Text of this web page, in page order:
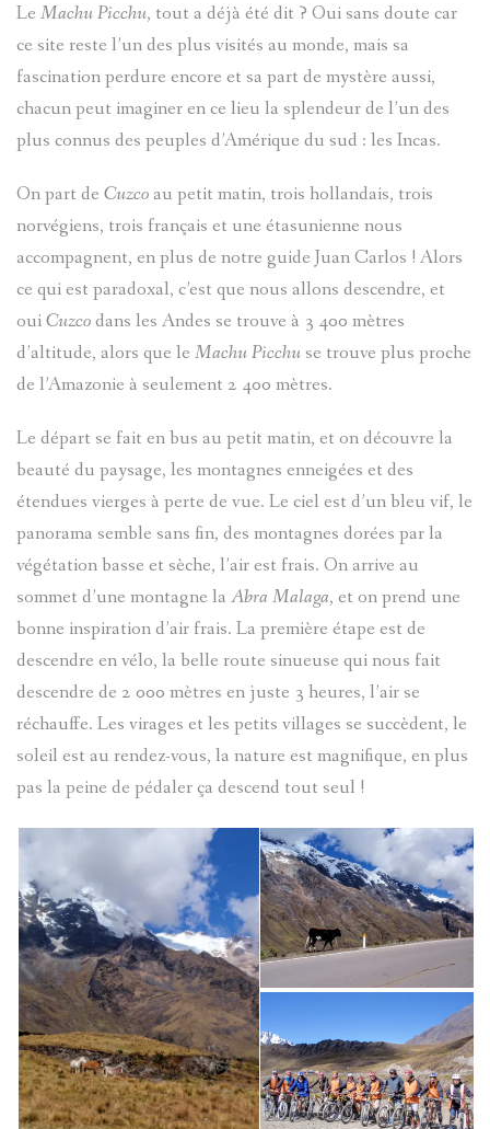
Le Machu Picchu, tout a déjà été dit ? Oui sans doute car
ce site reste l’un des plus visités au monde, mais sa
fascination perdure encore et sa part de mystère aussi,
chacun peut imaginer en ce lieu la splendeur de l’un des
plus connus des peuples d’Amérique du sud : les Incas.
On part de Cuzcoau petit matin, trois hollandais, trois
norvégiens, trois français et une étasunienne nous
accompagnent, en plus de notre guide Juan Carlos ! Alors
ce qui est paradoxal, c’est que nous allons descendre, et
ouiCuzcodans les Andes se trouve à 3 400 mètres
d’altitude, alors que le Machu Picchu se trouve plus proche
de l’Amazonie à seulement 2 400 mètres.
Le départ se fait en bus au petit matin, et on découvre la
beauté du paysage, les montagnes enneigées et des
étendues vierges à perte de vue. Le ciel est d’un bleu vif, le
panorama semble sans fin, des montagnes dorées par la
végétation basse et sèche, l’air est frais. On arrive au
sommet d’une montagne la Abra Malaga, et on prend une
bonne inspiration d’air frais. La première étape est de
descendre en vélo, la belle route sinueuse qui nous fait
descendre de 2 000 mètres en juste 3 heures, l’air se
réchauffe. Les virages et les petits villages se succèdent, le
soleil est au rendez-vous, la nature est magnifique, en plus
pas la peine de pédaler ça descend tout seul !